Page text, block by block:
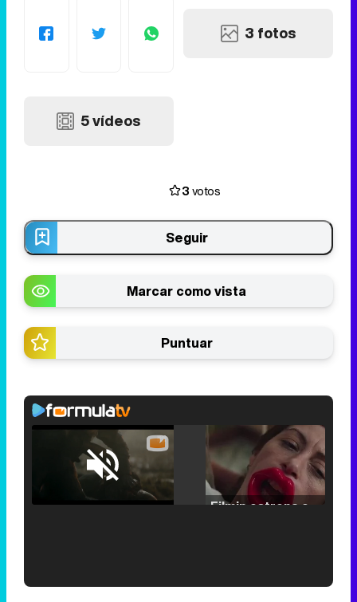
3 fotos
5 vídeos
3votos
Seguir
Marcar como vista
Puntuar
Unmute /
Loaded
25.30%